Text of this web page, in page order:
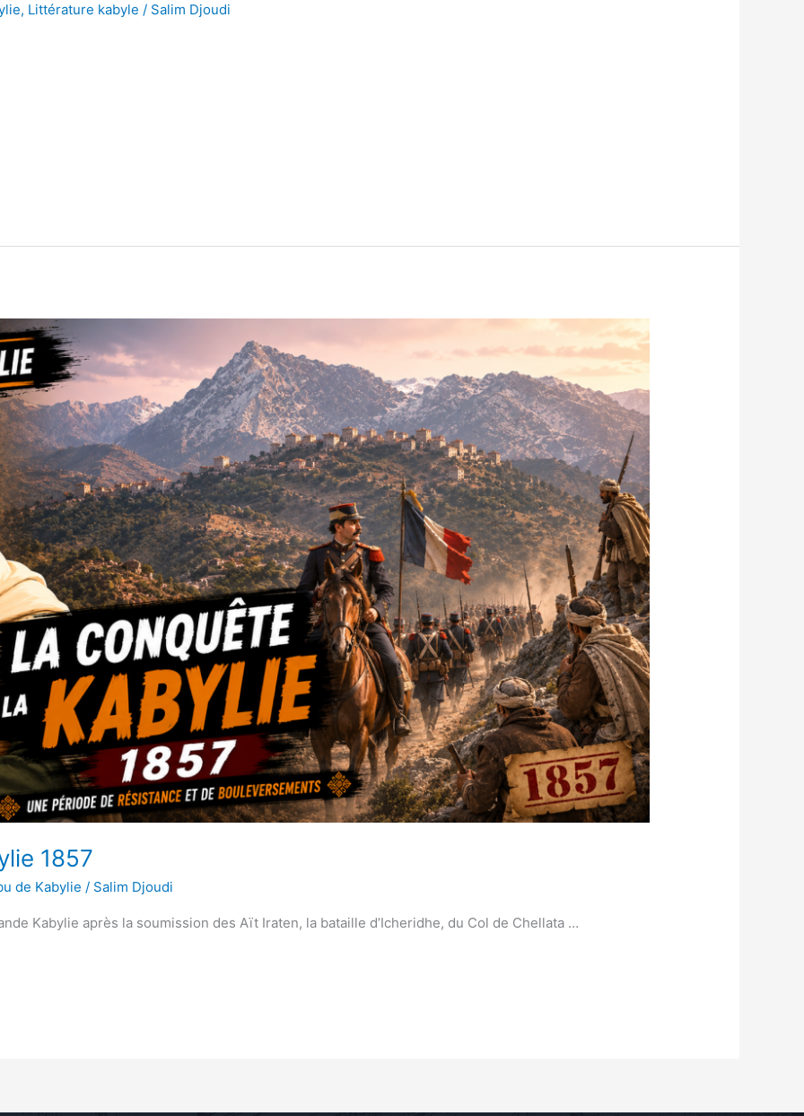
, Littérature kabyle / Salim Djoudi
1857
de Kabylie / Salim Djoudi
Kabylie après la soumission des Aït Iraten, la bataille d’Icheridhe, du Col de Chellata …